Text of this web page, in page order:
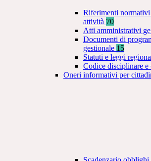
Riferimenti normativi
attività 70
Atti amministrativi
Documenti di
gestionale 15
Statuti e leggi
Codice disciplinare e
Oneri informativi per